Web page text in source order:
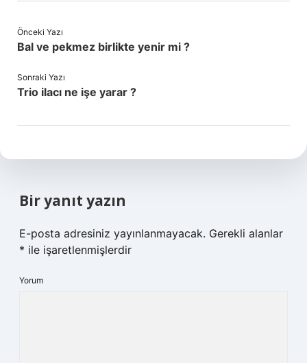
Önceki Yazı
Bal ve pekmez birlikte yenir mi ?
Sonraki Yazı
Trio ilacı ne işe yarar ?
Bir yanıt yazın
E-posta adresiniz yayınlanmayacak. Gerekli alanlar
* ile işaretlenmişlerdir
Yorum